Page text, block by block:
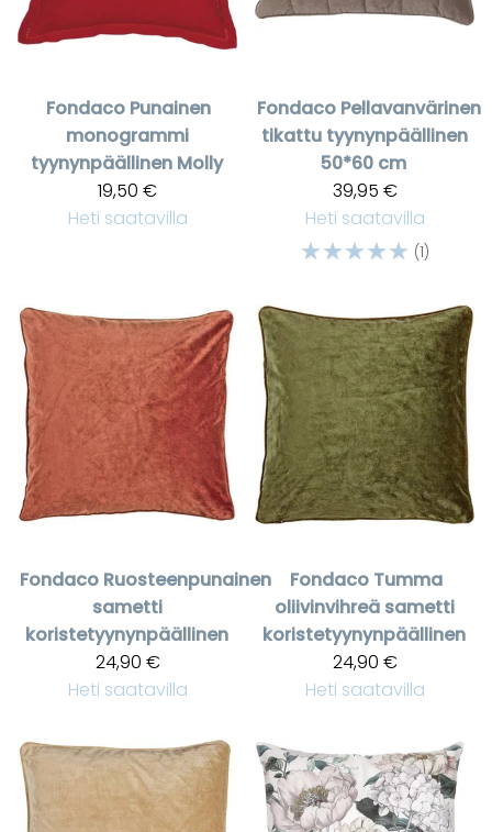
Fondaco Punainen
monogrammi
tyynynpäällinen Molly
19,50 €
Heti saatavilla
Fondaco Pellavanvärinen
tikattu tyynynpäällinen
50*60 cm
39,95 €
Heti saatavilla
☆☆☆☆☆ (1)
Fondaco Ruosteenpunainen
sametti
koristetyynynpäällinen
24,90 €
Heti saatavilla
Fondaco Tumma
oliivinvihreä sametti
koristetyynynpäällinen
24,90 €
Heti saatavilla